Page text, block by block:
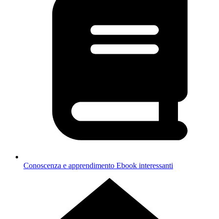
Conoscenza e apprendimento Ebook interessanti